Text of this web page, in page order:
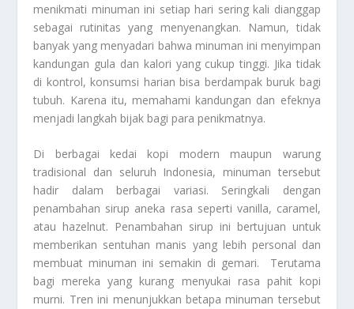
menikmati minuman ini setiap hari sering kali dianggap
sebagai rutinitas yang menyenangkan. Namun, tidak
banyak yang menyadari bahwa minuman ini menyimpan
kandungan gula dan kalori yang cukup tinggi. Jika tidak
di kontrol, konsumsi harian bisa berdampak buruk bagi
tubuh. Karena itu, memahami kandungan dan efeknya
menjadi langkah bijak bagi para penikmatnya.
Di berbagai kedai kopi modern maupun warung
tradisional dan seluruh Indonesia, minuman tersebut
hadir dalam berbagai variasi. Seringkali dengan
penambahan sirup aneka rasa seperti vanilla, caramel,
atau hazelnut. Penambahan sirup ini bertujuan untuk
memberikan sentuhan manis yang lebih personal dan
membuat minuman ini semakin di gemari. Terutama
bagi mereka yang kurang menyukai rasa pahit kopi
murni. Tren ini menunjukkan betapa minuman tersebut